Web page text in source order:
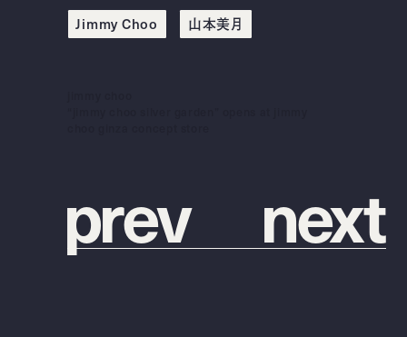
Jimmy Choo 山本美月
prev next